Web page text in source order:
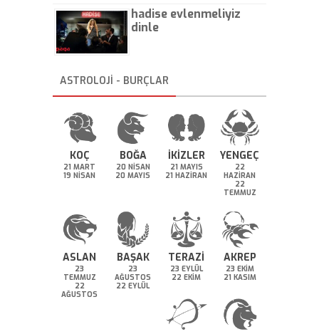
hadise evlenmeliyiz
dinle
ASTROLOJİ - BURÇLAR
KOÇ
21 MART
19 NİSAN
BOĞA
20 NİSAN
20 MAYIS
İKİZLER
21 MAYIS
21 HAZİRAN
YENGEÇ
22
HAZİRAN
22
TEMMUZ
ASLAN
23
TEMMUZ
22
AĞUSTOS
BAŞAK
23
AĞUSTOS
22 EYLÜL
TERAZİ
23 EYLÜL
22 EKİM
AKREP
23 EKİM
21 KASIM